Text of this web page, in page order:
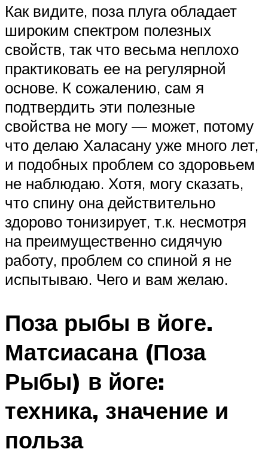
Как видите, поза плуга обладает
широким спектром полезных
свойств, так что весьма неплохо
практиковать ее на регулярной
основе. К сожалению, сам я
подтвердить эти полезные
свойства не могу — может, потому
что делаю Халасану уже много лет,
и подобных проблем со здоровьем
не наблюдаю. Хотя, могу сказать,
что спину она действительно
здорово тонизирует, т.к. несмотря
на преимущественно сидячую
работу, проблем со спиной я не
испытываю. Чего и вам желаю.
Поза рыбы в йоге.
Матсиасана (Поза
Рыбы) в йоге:
техника, значение и
польза